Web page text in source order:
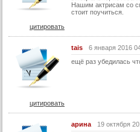
Нашим актрисам со
стоит поучиться.
цитировать
tais
6 января 2016
ещё раз убедилась
цитировать
арина
19 октября